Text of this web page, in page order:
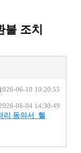
불 조치
06-10 10:20:55
리 동의서_헬
06-04 14:30:49